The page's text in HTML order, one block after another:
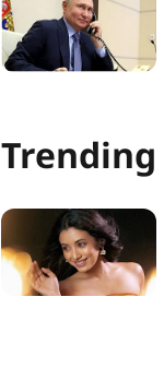
Trending